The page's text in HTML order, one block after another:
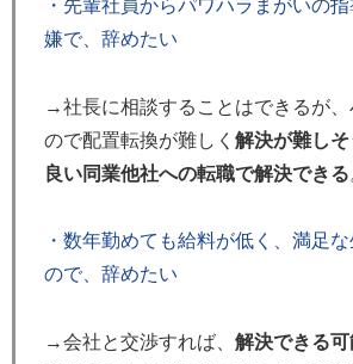
・先輩社員からパワハラまがいの
嫌で、辞めたい
→社長に相談することはできるが
ので配置転換が難しく 解決が難しそ
良い同業他社への転職で解決できる
・数年勤めても給料が低く、満足
ので、辞めたい
→会社と交渉すれば、 解決できる